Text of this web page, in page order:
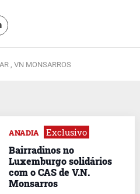
, VN MONSARROS
ANADIA Exclusivo
Bairradinos no
Luxemburgo solidários
com o CAS de V.N.
Monsarros